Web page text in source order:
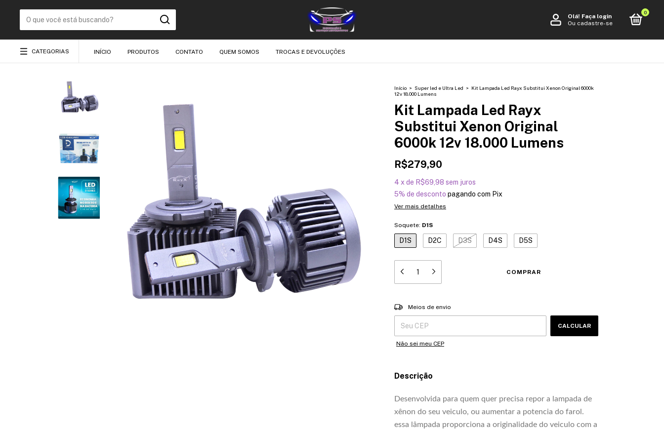
Olá! Faça login
Ou cadastre-se
0
CATEGORIAS INÍCIO PRODUTOS CONTATO QUEM SOMOS TROCAS E DEVOLUÇÕES
Início > Super led e Ultra Led > Kit Lampada Led Rayx Substitui Xenon Original 6000k
12v 18.000 Lumens
Kit Lampada Led Rayx
Substitui Xenon Original
6000k 12v 18.000 Lumens
R$279,90
4 x de R$69,98 sem juros
5% de desconto pagando com Pix
Ver mais detalhes
Soquete: D1S
D1S D2C D3S D4S D5S
Entregas para o CEP:
Meios de envio
CALCULAR
Não sei meu CEP
Descrição
Desenvolvida para quem quer precisa repor a lampada de
xênon do seu veiculo, ou aumentar a potencia do farol.
essa lâmpada proporciona a originalidade do veiculo com a